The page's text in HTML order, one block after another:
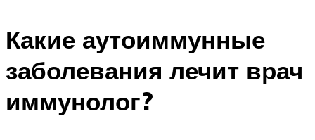
Какие аутоиммунные
заболевания лечит врач
иммунолог?